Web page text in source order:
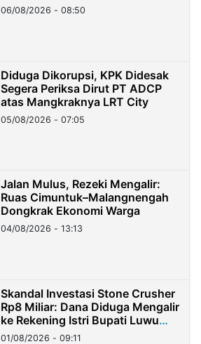
06/08/2026 - 08:50
Diduga Dikorupsi, KPK Didesak
Segera Periksa Dirut PT ADCP
atas Mangkraknya LRT City
05/08/2026 - 07:05
Jalan Mulus, Rezeki Mengalir:
Ruas Cimuntuk–Malangnengah
Dongkrak Ekonomi Warga
04/08/2026 - 13:13
Skandal Investasi Stone Crusher
Rp8 Miliar: Dana Diduga Mengalir
ke Rekening Istri Bupati Luwu
Timur
01/08/2026 - 09:11